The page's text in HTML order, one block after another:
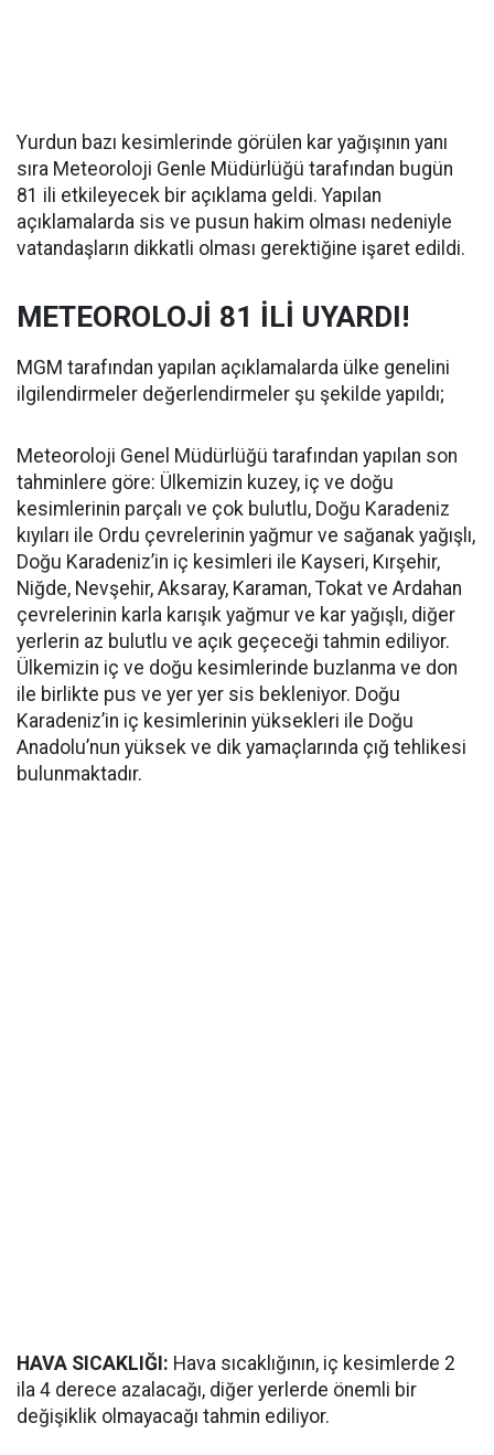
Yurdun bazı kesimlerinde görülen kar yağışının yanı
sıra Meteoroloji Genle Müdürlüğü tarafından bugün
81 ili etkileyecek bir açıklama geldi. Yapılan
açıklamalarda sis ve pusun hakim olması nedeniyle
vatandaşların dikkatli olması gerektiğine işaret edildi.
METEOROLOJİ 81 İLİ UYARDI!
MGM tarafından yapılan açıklamalarda ülke genelini
ilgilendirmeler değerlendirmeler şu şekilde yapıldı;
Meteoroloji Genel Müdürlüğü tarafından yapılan son
tahminlere göre: Ülkemizin kuzey, iç ve doğu
kesimlerinin parçalı ve çok bulutlu, Doğu Karadeniz
kıyıları ile Ordu çevrelerinin yağmur ve sağanak yağışlı,
Doğu Karadeniz’in iç kesimleri ile Kayseri, Kırşehir,
Niğde, Nevşehir, Aksaray, Karaman, Tokat ve Ardahan
çevrelerinin karla karışık yağmur ve kar yağışlı, diğer
yerlerin az bulutlu ve açık geçeceği tahmin ediliyor.
Ülkemizin iç ve doğu kesimlerinde buzlanma ve don
ile birlikte pus ve yer yer sis bekleniyor. Doğu
Karadeniz’in iç kesimlerinin yüksekleri ile Doğu
Anadolu’nun yüksek ve dik yamaçlarında çığ tehlikesi
bulunmaktadır.
HAVA SICAKLIĞI: Hava sıcaklığının, iç kesimlerde 2
ila 4 derece azalacağı, diğer yerlerde önemli bir
değişiklik olmayacağı tahmin ediliyor.